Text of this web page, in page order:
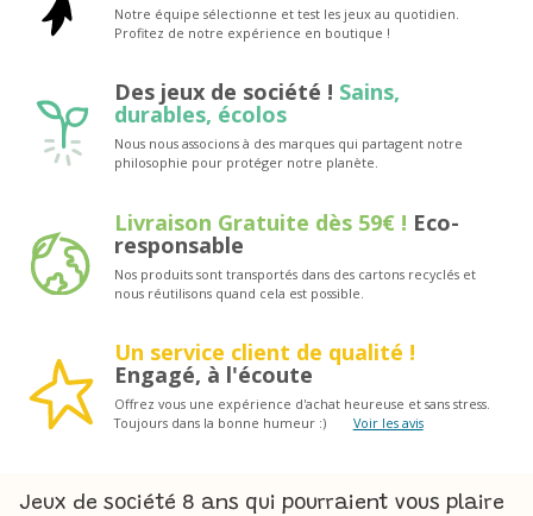
Notre équipe sélectionne et test les jeux au quotidien.
Profitez de notre expérience en boutique !
Des jeux de société ! Sains,
durables, écolos
Nous nous associons à des marques qui partagent notre
philosophie pour protéger notre planète.
Livraison Gratuite dès 59€ ! Eco-
responsable
Nos produits sont transportés dans des cartons recyclés et
nous réutilisons quand cela est possible.
Un service client de qualité !
Engagé, à l'écoute
Offrez vous une expérience d'achat heureuse et sans stress.
Toujours dans la bonne humeur :)
Voir les avis
Jeux de société 8 ans qui pourraient vous plaire